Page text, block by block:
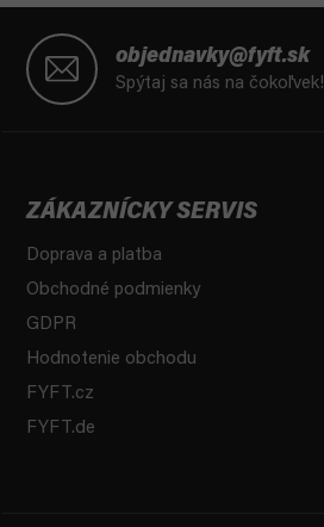
objednavky@fyft.sk
Spýtaj sa nás na čokoľvek!
ZÁKAZNÍCKY SERVIS
Doprava a platba
Obchodné podmienky
GDPR
Hodnotenie obchodu
FYFT.cz
FYFT.de